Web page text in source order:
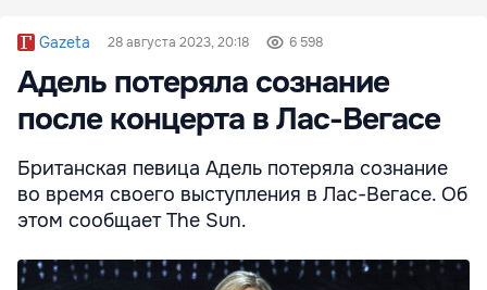
Gazeta 28 августа 2023, 20:18 6 598
Адель потеряла сознание
после концерта в Лас-Вегасе
Британская певица Адель потеряла сознание
во время своего выступления в Лас-Вегасе. Об
этом сообщает The Sun.